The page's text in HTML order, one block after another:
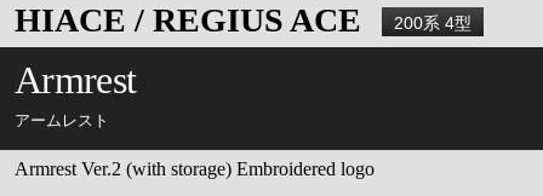
HIACE / REGIUS ACE 200系 4型
Armrest
アームレスト
Armrest Ver.2 (with storage) Embroidered logo